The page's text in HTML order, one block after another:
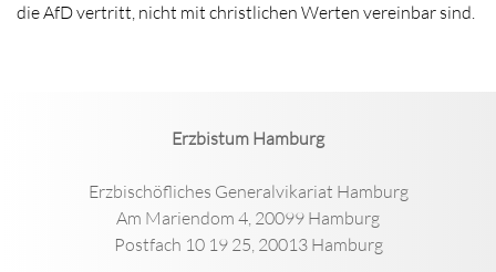
die AfD vertritt, nicht mit christlichen Werten vereinbar sind.
Erzbistum Hamburg
Erzbischöfliches Generalvikariat Hamburg
Am Mariendom 4, 20099 Hamburg
Postfach 10 19 25, 20013 Hamburg